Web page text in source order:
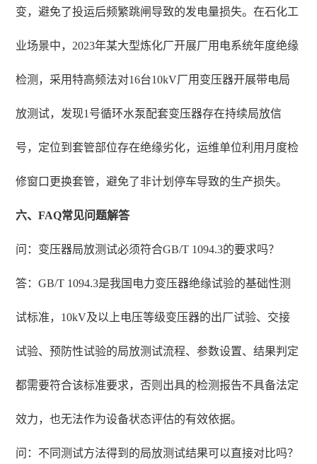
变，避免了投运后频繁跳闸导致的发电量损失。在石化工
业场景中，2023年某大型炼化厂开展厂用电系统年度绝缘
检测，采用特高频法对16台10kV厂用变压器开展带电局
放测试，发现1号循环水泵配套变压器存在持续局放信
号，定位到套管部位存在绝缘劣化，运维单位利用月度检
修窗口更换套管，避免了非计划停车导致的生产损失。
六、FAQ常见问题解答
问：变压器局放测试必须符合GB/T 1094.3的要求吗？
答：GB/T 1094.3是我国电力变压器绝缘试验的基础性测
试标准，10kV及以上电压等级变压器的出厂试验、交接
试验、预防性试验的局放测试流程、参数设置、结果判定
都需要符合该标准要求，否则出具的检测报告不具备法定
效力，也无法作为设备状态评估的有效依据。
问：不同测试方法得到的局放测试结果可以直接对比吗？